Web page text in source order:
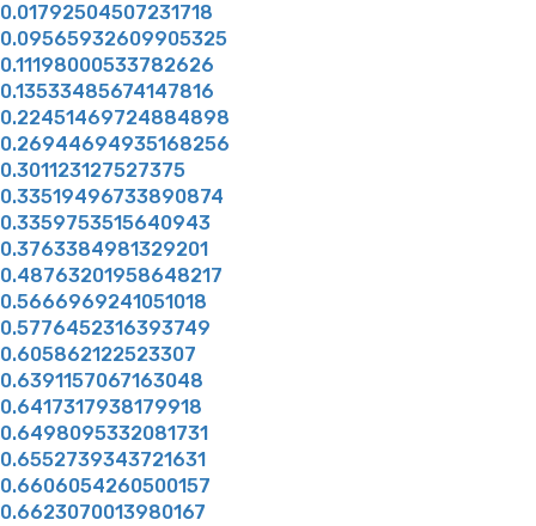
0.01792504507231718
0.09565932609905325
0.11198000533782626
0.13533485674147816
0.22451469724884898
0.26944694935168256
0.301123127527375
0.33519496733890874
0.3359753515640943
0.3763384981329201
0.48763201958648217
0.5666969241051018
0.5776452316393749
0.605862122523307
0.6391157067163048
0.6417317938179918
0.6498095332081731
0.6552739343721631
0.6606054260500157
0.6623070013980167